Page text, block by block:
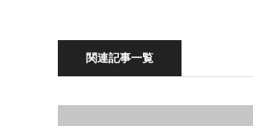
関連記事一覧